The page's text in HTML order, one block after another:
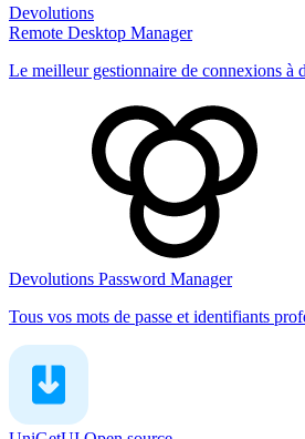
Devolutions
Remote Desktop Manager
Le meilleur gestionnaire de connexions à
Devolutions Password Manager
Tous vos mots de passe et identifiants